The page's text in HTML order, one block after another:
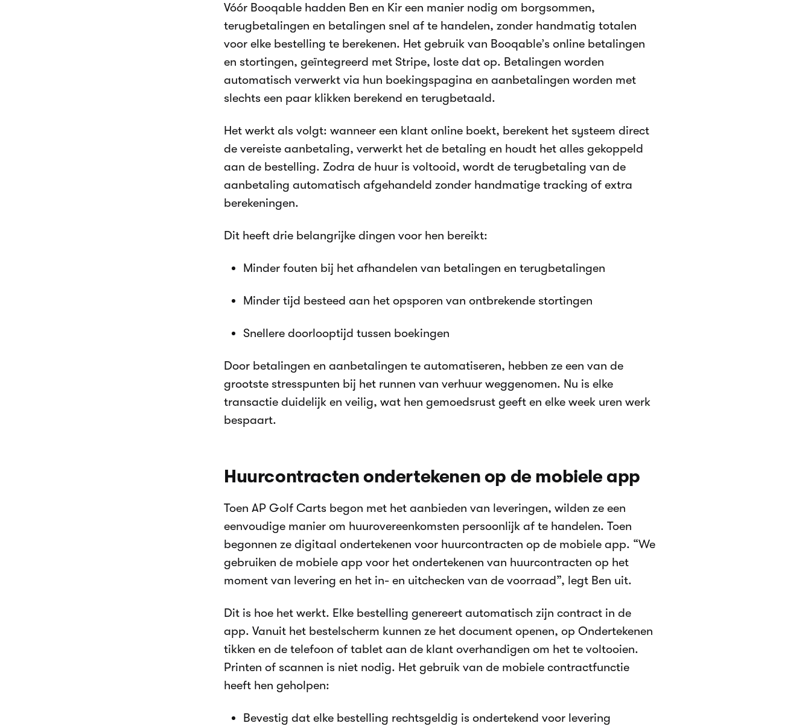
Vóór Booqable hadden Ben en Kir een manier nodig om borgsommen,
terugbetalingen en betalingen snel af te handelen, zonder handmatig totalen
voor elke bestelling te berekenen. Het gebruik van Booqable’s online betalingen
en stortingen, geïntegreerd met Stripe, loste dat op. Betalingen worden
automatisch verwerkt via hun boekingspagina en aanbetalingen worden met
slechts een paar klikken berekend en terugbetaald.
Het werkt als volgt: wanneer een klant online boekt, berekent het systeem direct
de vereiste aanbetaling, verwerkt het de betaling en houdt het alles gekoppeld
aan de bestelling. Zodra de huur is voltooid, wordt de terugbetaling van de
aanbetaling automatisch afgehandeld zonder handmatige tracking of extra
berekeningen.
Dit heeft drie belangrijke dingen voor hen bereikt:
Minder fouten bij het afhandelen van betalingen en terugbetalingen
Minder tijd besteed aan het opsporen van ontbrekende stortingen
Snellere doorlooptijd tussen boekingen
Door betalingen en aanbetalingen te automatiseren, hebben ze een van de
grootste stresspunten bij het runnen van verhuur weggenomen. Nu is elke
transactie duidelijk en veilig, wat hen gemoedsrust geeft en elke week uren werk
bespaart.
Huurcontracten ondertekenen op de mobiele app
Toen AP Golf Carts begon met het aanbieden van leveringen, wilden ze een
eenvoudige manier om huurovereenkomsten persoonlijk af te handelen. Toen
begonnen ze digitaal ondertekenen voor huurcontracten op de mobiele app. “We
gebruiken de mobiele app voor het ondertekenen van huurcontracten op het
moment van levering en het in- en uitchecken van de voorraad”, legt Ben uit.
Dit is hoe het werkt. Elke bestelling genereert automatisch zijn contract in de
app. Vanuit het bestelscherm kunnen ze het document openen, op Ondertekenen
tikken en de telefoon of tablet aan de klant overhandigen om het te voltooien.
Printen of scannen is niet nodig. Het gebruik van de mobiele contractfunctie
heeft hen geholpen:
Bevestig dat elke bestelling rechtsgeldig is ondertekend voor levering